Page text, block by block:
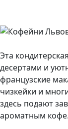
Эта
десертами и
французские
чизкейки и
здесь подают
ароматным